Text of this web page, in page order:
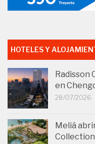
HOTELES Y
Radisson
en
28/07/2026
Meliá